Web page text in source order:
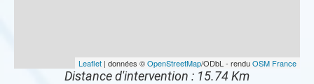
Leaflet | données ©OpenStreetMap/ODbL - renduOSM France
Distance d'intervention : 15.74 Km